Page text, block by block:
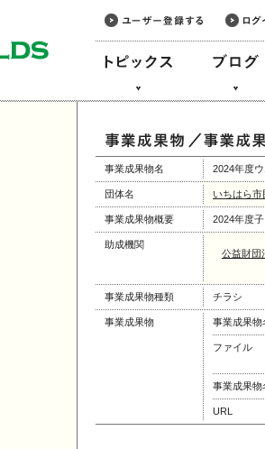
事業成果物名 2024年度
団体名 いちはら
事業成果物概要 2024年度
助成機関
公益財団
事業成果物種類 チラシ
事業成果物 事業成果物
ファイル
事業成果物
URL